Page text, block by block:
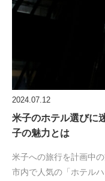
2024.07.12
米子のホテル選びに
子の魅力とは
米子への旅行を計画中
市内で人気の「ホテル